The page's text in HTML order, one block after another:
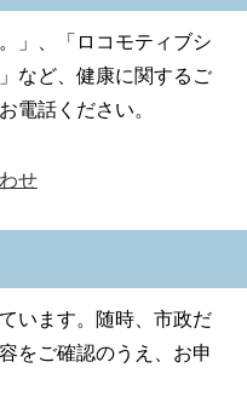
」、「ロコモティブシ
など、健康に関するご
電話ください。
せ
います。随時、市政だ
をご確認のうえ、お申